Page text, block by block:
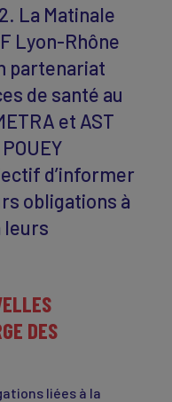
La Matinale
Lyon-Rhône
partenariat
de santé au
et AST
d’informer
obligations à
leurs
DES
liées à la